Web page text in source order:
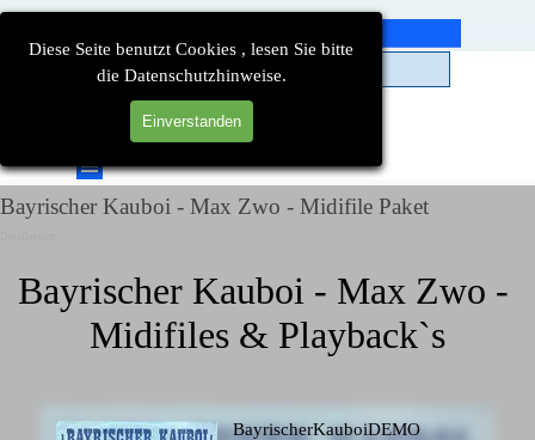
Diese Seite benutzt Cookies , lesen Sie bitte
die Datenschutzhinweise.
Einverstanden
Direkt zum Seiteninhalt
Menü überspringen
Bayrischer Kauboi - Max Zwo - Midifile Paket
Bayrischer Kauboi - Max Zwo -
Midifiles & Playback`s
BayrischerKauboiDEMO